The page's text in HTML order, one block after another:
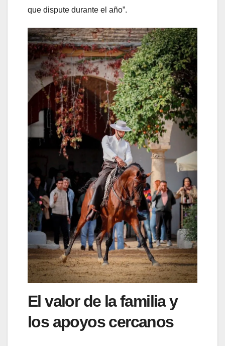
que dispute durante el año”.
El valor de la familia y
los apoyos cercanos